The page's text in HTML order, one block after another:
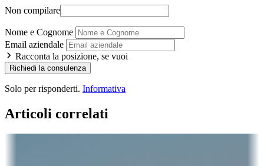
Non compilare
Nome e Cognome
Email aziendale
Racconta la posizione, se vuoi
Richiedi la consulenza
Solo per risponderti. Informativa
Articoli correlati